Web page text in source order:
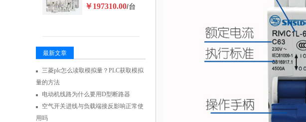
￥197310.00/台
最新文章
三菱plc怎么读取模拟量？PLC获取模拟
量的方法
电动机线路为什么要用D型断路器
空气开关进线与负载端接反影响正常使
用吗